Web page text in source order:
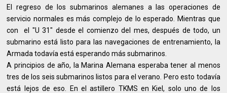
El regreso de los submarinos alemanes a las operaciones de
servicio normales es más complejo de lo esperado. Mientras que
con el "U 31" desde el comienzo del mes, después de todo, un
submarino está listo para las navegaciones de entrenamiento, la
Armada todavía está esperando más submarinos.
A principios de año, la Marina Alemana esperaba tener al menos
tres de los seis submarinos listos para el verano. Pero esto todavía
está lejos de eso. En el astillero TKMS en Kiel, solo uno de los